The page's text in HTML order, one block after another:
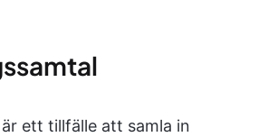
ett tillfälle att samla in